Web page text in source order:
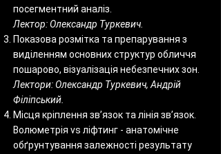
посегментний аналіз.
Лектор: Олександр Туркевич.
Показова розмітка та препарування з
виділенням основних структур обличчя
пошарово, візуалізація небезпечних зон.
Лектори: Олександр Туркевич, Андрій
Філіпський.
Місця кріплення звʼязок та лінія звʼязок.
Волюметрія vs ліфтинг - анатомічне
обґрунтування залежності результату